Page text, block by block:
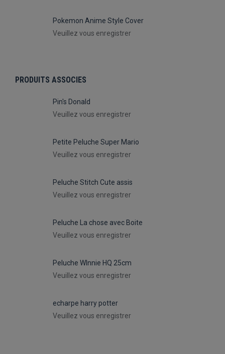
Pokemon Anime Style Cover
Veuillez vous enregistrer
PRODUITS ASSOCIES
Pin's Donald
Veuillez vous enregistrer
Petite Peluche Super Mario
Veuillez vous enregistrer
Peluche Stitch Cute assis
Veuillez vous enregistrer
Peluche La chose avec Boite
Veuillez vous enregistrer
Peluche WInnie HQ 25cm
Veuillez vous enregistrer
echarpe harry potter
Veuillez vous enregistrer